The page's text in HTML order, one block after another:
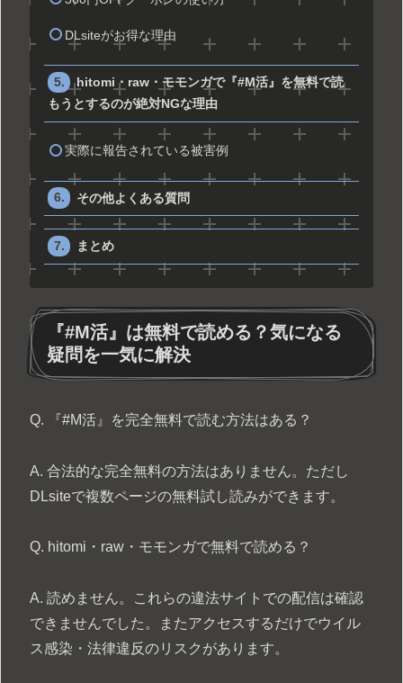
DLsiteがお得な理由
hitomi・raw・モモンガで『#M活』を無料で読
もうとするのが絶対NGな理由
実際に報告されている被害例
その他よくある質問
まとめ
『#M活』は無料で読める？気になる
疑問を一気に解決
Q. 『#M活』を完全無料で読む方法はある？
A. 合法的な完全無料の方法はありません。ただし
DLsiteで複数ページの無料試し読みができます。
Q. hitomi・raw・モモンガで無料で読める？
A. 読めません。これらの違法サイトでの配信は確認
できませんでした。またアクセスするだけでウイル
ス感染・法律違反のリスクがあります。